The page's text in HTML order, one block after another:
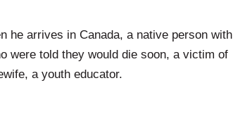
he arrives in Canada, a native person with
were told they would die soon, a victim of
a youth educator.